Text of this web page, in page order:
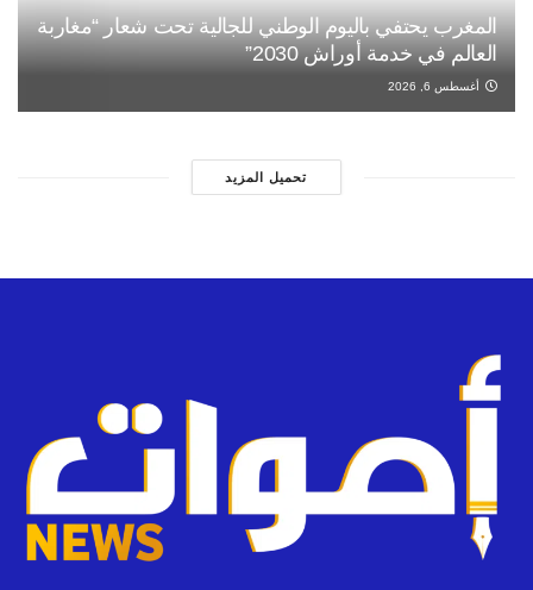
المغرب يحتفي باليوم الوطني للجالية تحت شعار “مغاربة
العالم في خدمة أوراش 2030”
أغسطس 6, 2026
تحميل المزيد